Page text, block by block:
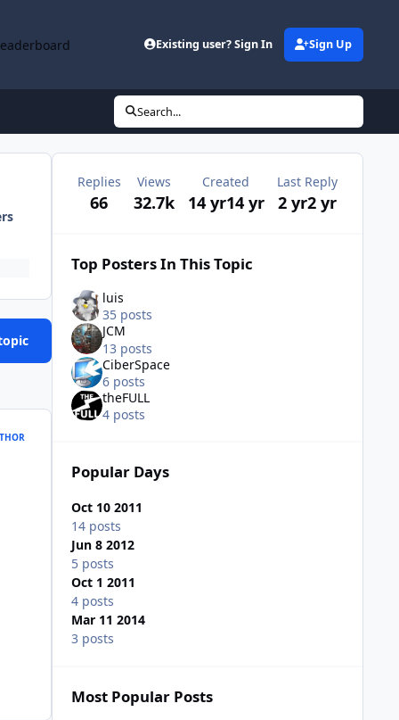
Existing user? Sign In Sign Up
Search...
Replies
66
Views
32.7k
Created
14 yr14 yr
Last Reply
2 yr2 yr
Top Posters In This Topic
luis
35 posts
JCM
13 posts
CiberSpace
6 posts
theFULL
4 posts
Popular Days
Oct 10 2011
14 posts
Jun 8 2012
5 posts
Oct 1 2011
4 posts
Mar 11 2014
3 posts
Most Popular Posts